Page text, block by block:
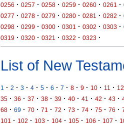
0256 · 0257 · 0258 · 0259 · 0260 · 0261 ·
0277 · 0278 · 0279 · 0280 · 0281 · 0282 ·
0298 · 0299 · 0300 · 0301 · 0302 · 0303 ·
0319 · 0320 · 0321 · 0322 · 0323 ·
List of New
1 · 2 · 3 · 4 · 5 · 6 · 7 · 8 · 9 · 10 · 11 · 12
35 · 36 · 37 · 38 · 39 · 40 · 41 · 42 · 43 ·
68 · 69 · 70 · 71 · 72 · 73 · 74 · 75 · 76 ·
101
· 102 · 103 · 104 · 105 · 106 · 107 ·